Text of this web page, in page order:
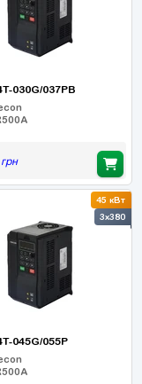
030G/037PB
грн
45 кВт
3x380
045G/055P